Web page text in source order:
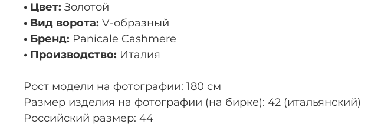
• Цвет: Золотой
• Вид ворота: V-образный
• Бренд: Panicale Cashmere
• Производство: Италия
Рост модели на фотографии: 180 см
Размер изделия на фотографии (на бирке): 42 (итальянский)
Российский размер: 44